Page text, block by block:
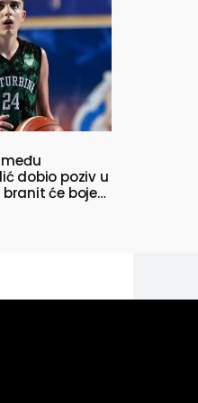
dobio poziv u
branit će boje